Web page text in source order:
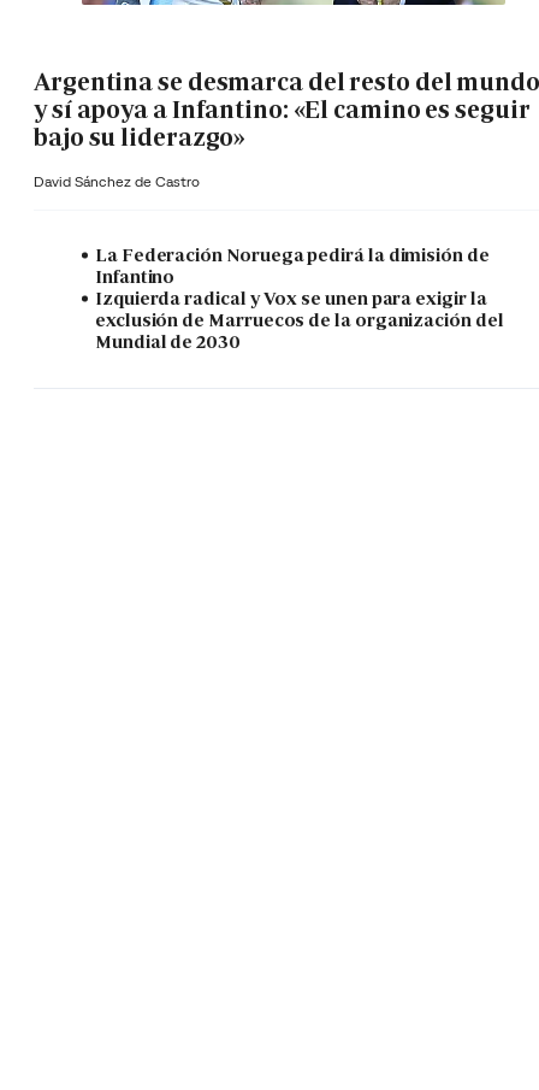
Argentina se desmarca del resto del mundo
y sí apoya a Infantino: «El camino es seguir
bajo su liderazgo»
David Sánchez de Castro
La Federación Noruega pedirá la dimisión de
Infantino
Izquierda radical y Vox se unen para exigir la
exclusión de Marruecos de la organización del
Mundial de 2030